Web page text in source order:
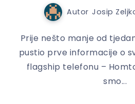
Autor Josip
Prije nešto manje od
pustio prve informacije o
flagship telefonu –
smo...